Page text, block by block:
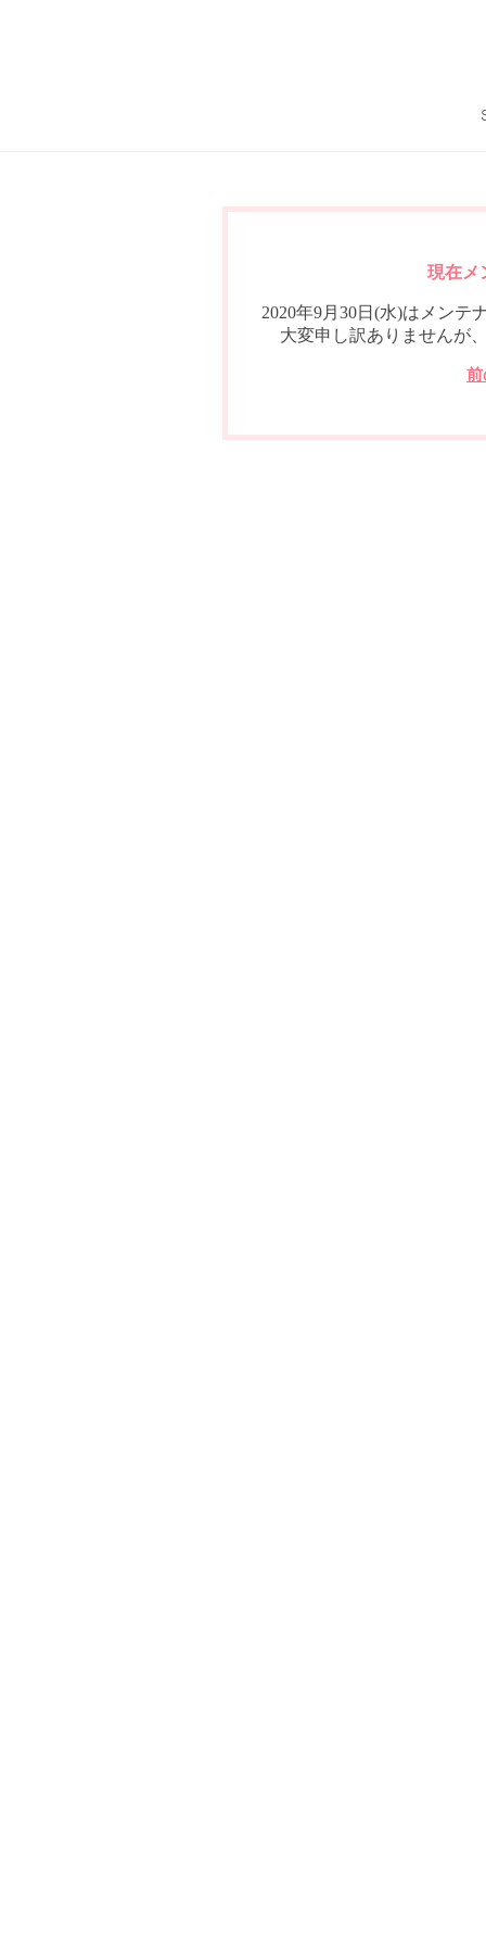
現在メ
2020年9月30日(水)はメンテ
大変申し訳ありませんが
前